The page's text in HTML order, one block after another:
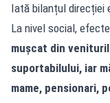
Iată bilanțul direcției
La nivel social,
mușcat din
suportabilului, iar
mame, pensionari,